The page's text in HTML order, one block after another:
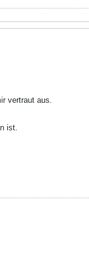
vertraut aus.
ist.